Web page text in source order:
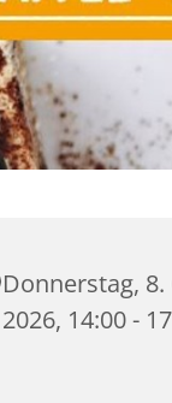
Donnerstag,
2026, 14:00 -